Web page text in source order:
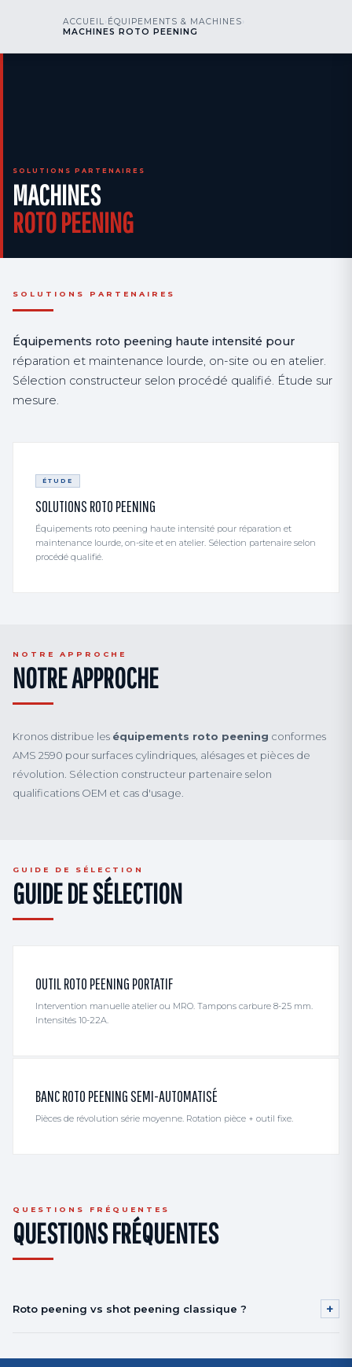
nos
engineering
NOUS APPELER AOG 24/7
SOLUTIONS PARTENAIRES
MACHINES
ROTO PEENING
ACCUEIL ÉQUIPEMENTS & MACHINES
MACHINES ROTO PEENING
SOLUTIONS PARTENAIRES
Équipements roto peening haute intensité pour
réparation et maintenance lourde, on-site ou en atelier.
Sélection constructeur selon procédé qualifié. Étude sur
mesure.
ÉTUDE
SOLUTIONS ROTO PEENING
Équipements roto peening haute intensité pour réparation et
maintenance lourde, on-site et en atelier. Sélection partenaire selon
procédé qualifié.
NOTRE APPROCHE
NOTRE APPROCHE
Kronos distribue les équipements roto peening conformes
AMS 2590 pour surfaces cylindriques, alésages et pièces de
révolution. Sélection constructeur partenaire selon
qualifications OEM et cas d'usage.
GUIDE DE SÉLECTION
GUIDE DE SÉLECTION
OUTIL ROTO PEENING PORTATIF
Intervention manuelle atelier ou MRO. Tampons carbure 8-25 mm.
Intensités 10-22A.
BANC ROTO PEENING SEMI-AUTOMATISÉ
Pièces de révolution série moyenne. Rotation pièce + outil fixe.
QUESTIONS FRÉQUENTES
QUESTIONS FRÉQUENTES
Roto peening vs shot peening classique ? +
locale. Shot peening : surfaces étendues, grandes séries. Souvent